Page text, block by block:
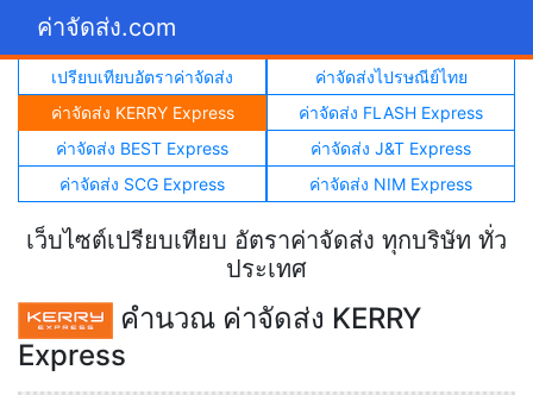
ค่าจัดส่ง.com
เปรียบเทียบอัตราค่าจัดส่ง
ค่าจัดส่งไปรษณีย์ไทย
ค่าจัดส่ง KERRY Express
ค่าจัดส่ง FLASH Express
ค่าจัดส่ง BEST Express
ค่าจัดส่ง J&T Express
ค่าจัดส่ง SCG Express
ค่าจัดส่ง NIM Express
เว็บไซต์เปรียบเทียบ อัตราค่าจัดส่ง ทุกบริษัท ทั่ว
ประเทศ
คำนวณ ค่าจัดส่ง KERRY
Express